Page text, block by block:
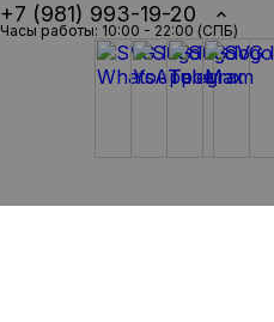
+7 (981) 993-19-20
Часы работы: 10:00 - 22:00 (СПБ)